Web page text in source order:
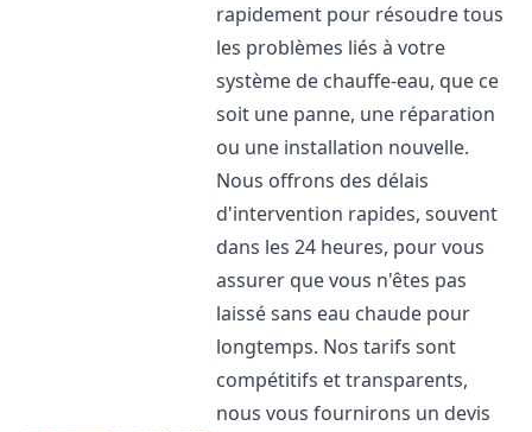
rapidement pour résoudre tous
les problèmes liés à votre
système de chauffe-eau, que ce
soit une panne, une réparation
ou une installation nouvelle.
Nous offrons des délais
d'intervention rapides, souvent
dans les 24 heures, pour vous
assurer que vous n'êtes pas
laissé sans eau chaude pour
longtemps. Nos tarifs sont
compétitifs et transparents,
nous vous fournirons un devis